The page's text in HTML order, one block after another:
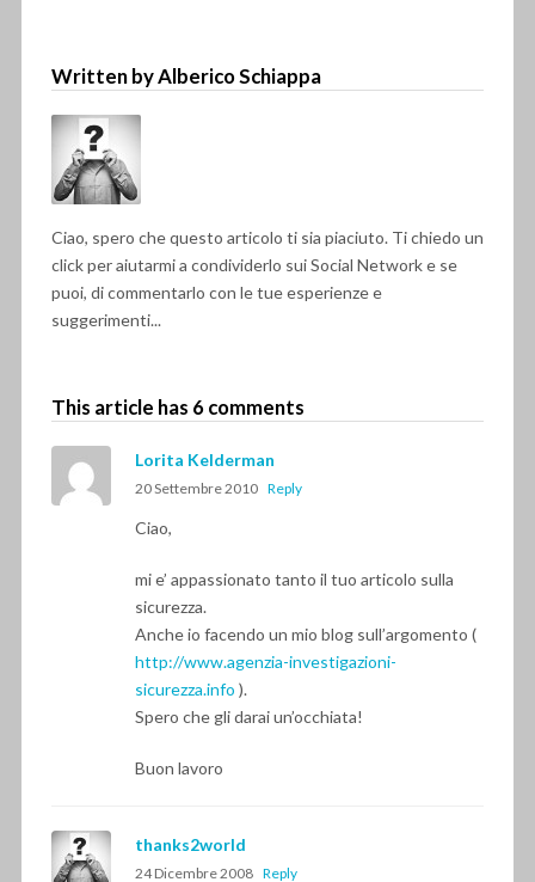
Written by Alberico Schiappa
Ciao, spero che questo articolo ti sia piaciuto. Ti chiedo un
click per aiutarmi a condividerlo sui Social Network e se
puoi, di commentarlo con le tue esperienze e
suggerimenti...
This article has 6 comments
Lorita Kelderman
20 Settembre 2010 Reply
Ciao,
mi e’ appassionato tanto il tuo articolo sulla
sicurezza.
Anche io facendo un mio blog sull’argomento (
http://www.agenzia-investigazioni-
sicurezza.info ).
Spero che gli darai un’occhiata!
Buon lavoro
thanks2world
24 Dicembre 2008 Reply